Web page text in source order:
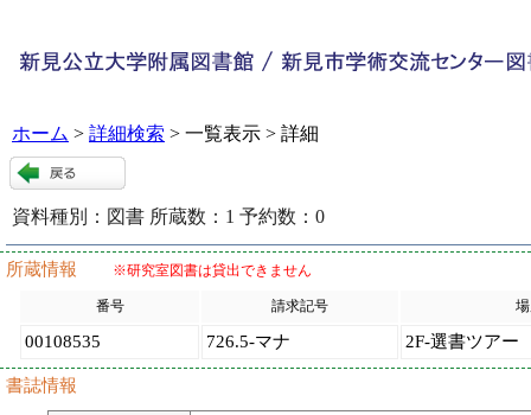
ホーム > 詳細検索 > 一覧表示 > 詳細
資料種別： 図書 所蔵数： 1 予約数： 0
所蔵情報 ※研究室図書は貸出できません
番号 請求記号
00108535 726.5-マナ 2F-選書ツアー
書誌情報